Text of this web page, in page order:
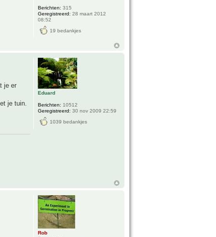
Berichten: 315
Geregistreerd: 28 maart 2012
08:52
19 bedankjes
je er
je tuin.
Eduard
Berichten: 10512
Geregistreerd: 30 nov 2009 22:59
1039 bedankjes
Rob